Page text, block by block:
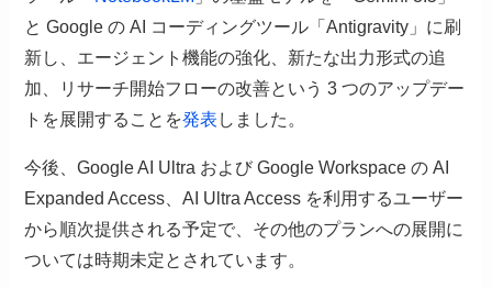
と Google の AI コーディングツール「Antigravity」に刷
新し、エージェント機能の強化、新たな出力形式の追
加、リサーチ開始フローの改善という 3 つのアップデー
トを展開することを発表 しました。
今後、Google AI Ultra および Google Workspace の AI
Expanded Access、AI Ultra Access を利用するユーザー
から順次提供される予定で、その他のプランへの展開に
ついては時期未定とされています。